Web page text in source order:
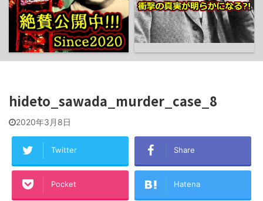
hideto_sawada_murder_case_8
2020年3月8日
Twitter Share
Pocket Hatena